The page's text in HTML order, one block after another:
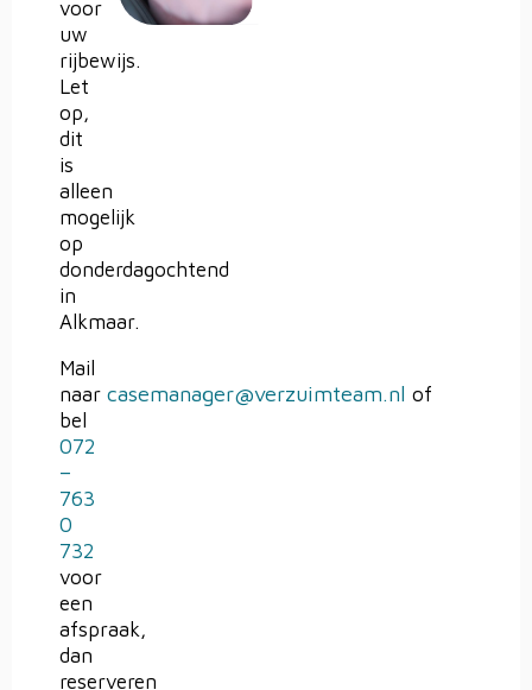
voor
uw
rijbewijs.
Let
op,
dit
is
alleen
mogelijk
op
donderdagochtend
in
Alkmaar.
Mail
naar casemanager@verzuimteam.nl of
bel
072
–
763
0
732
voor
een
afspraak,
dan
reserveren